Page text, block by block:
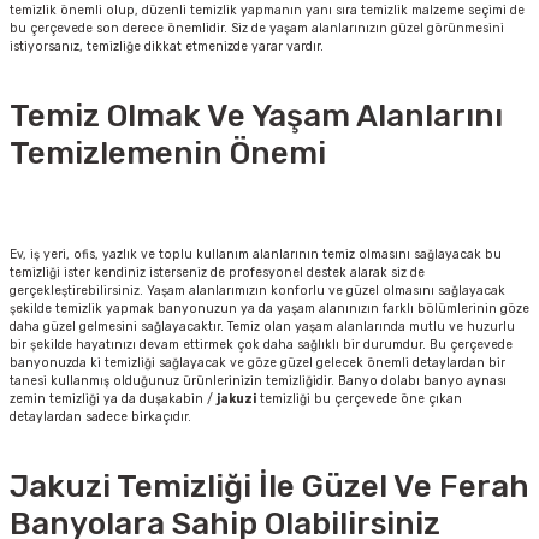
temizlik önemli olup, düzenli temizlik yapmanın yanı sıra temizlik malzeme seçimi de
bu çerçevede son derece önemlidir. Siz de yaşam alanlarınızın güzel görünmesini
istiyorsanız, temizliğe dikkat etmenizde yarar vardır.
Temiz Olmak Ve Yaşam Alanlarını
Temizlemenin Önemi
Ev, iş yeri, ofis, yazlık ve toplu kullanım alanlarının temiz olmasını sağlayacak bu
temizliği ister kendiniz isterseniz de profesyonel destek alarak siz de
gerçekleştirebilirsiniz. Yaşam alanlarımızın konforlu ve güzel olmasını sağlayacak
şekilde temizlik yapmak banyonuzun ya da yaşam alanınızın farklı bölümlerinin göze
daha güzel gelmesini sağlayacaktır. Temiz olan yaşam alanlarında mutlu ve huzurlu
bir şekilde hayatınızı devam ettirmek çok daha sağlıklı bir durumdur. Bu çerçevede
banyonuzda ki temizliği sağlayacak ve göze güzel gelecek önemli detaylardan bir
tanesi kullanmış olduğunuz ürünlerinizin temizliğidir. Banyo dolabı banyo aynası
zemin temizliği ya da duşakabin / jakuzi temizliği bu çerçevede öne çıkan
detaylardan sadece birkaçıdır.
Jakuzi Temizliği İle Güzel Ve Ferah
Banyolara Sahip Olabilirsiniz